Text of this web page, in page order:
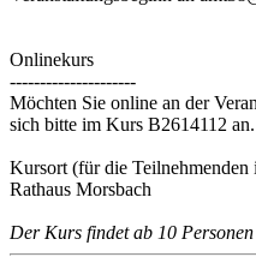
Onlinekurs
---------------------
Möchten Sie online an der
sich bitte im Kurs B2614112 an.
Kursort (für die Teilnehmenden
Rathaus Morsbach
Der Kurs findet ab 10 Personen